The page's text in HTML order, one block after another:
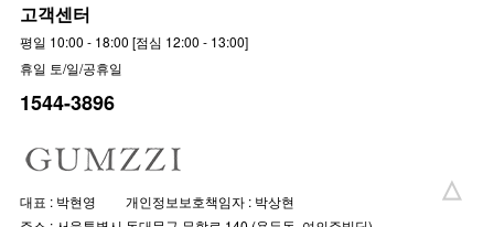
고객센터
평일 10:00 - 18:00 [점심 12:00 - 13:00]
휴일 토/일/공휴일
1544-3896
대표 : 박현영
개인정보보호책임자 : 박상현